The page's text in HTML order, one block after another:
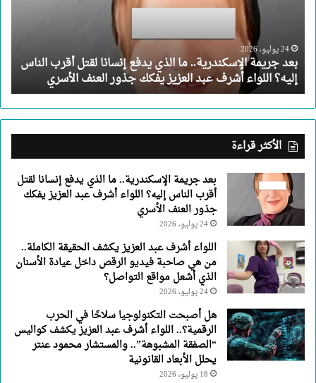
لقتل
أقرب
الناس
إليه؟
اللواء
أشرف
عبد
العزيز
جذور
العنف
الأسري
24 يوليو، 2026
بعد جريمة الإسكندرية.. ما الذي يدفع إنسانا لقتل أقرب الناس
إليه؟ اللواء أشرف عبد العزيز يفكك جذور العنف الأسري
الأكثر قراءة
بعد جريمة الإسكندرية.. ما الذي يدفع إنسانا لقتل
أقرب الناس إليه؟ اللواء أشرف عبد العزيز يفكك
جذور العنف الأسري
24 يوليو، 2026
اللواء أشرف عبد العزيز يكشف الحقيقة الكاملة..
من هي صاحبة فيديو الرقص داخل عيادة الأسنان
الذي أشعل مواقع التواصل؟
24 يوليو، 2026
هل أصبحت التكنولوجيا سلاحًا في الحرب
الرقمية؟.. اللواء أشرف عبد العزيز يكشف كواليس
“الصفقة المشبوهة”.. والمستشار محمود عنتر
يحلل الأبعاد القانونية
18 يوليو، 2026